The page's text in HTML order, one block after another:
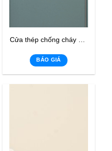
Cửa thép chống cháy CWSD-03
BÁO GIÁ